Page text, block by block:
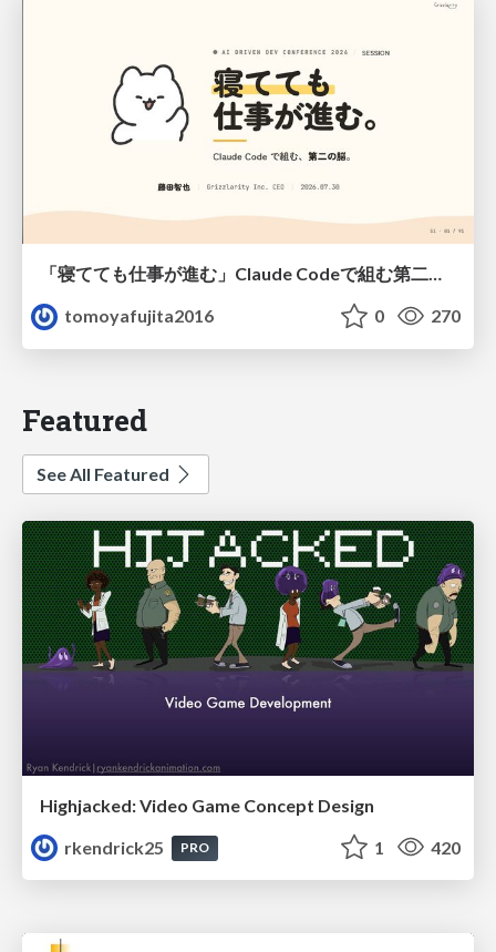
「寝てても仕事が進む」Claude Codeで組む第二の脳
tomoyafujita2016
0 270
Featured
See All Featured
Highjacked: Video Game Concept Design
rkendrick25
PRO 1 420